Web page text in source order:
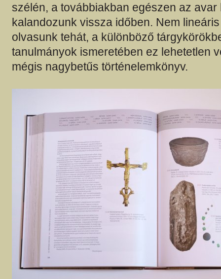
szélén, a továbbiakban egészen az avar
kalandozunk vissza időben. Nem
olvasunk tehát, a különböző
tanulmányok ismeretében ez lehetetlen
mégis nagybetűs történelemkönyv.